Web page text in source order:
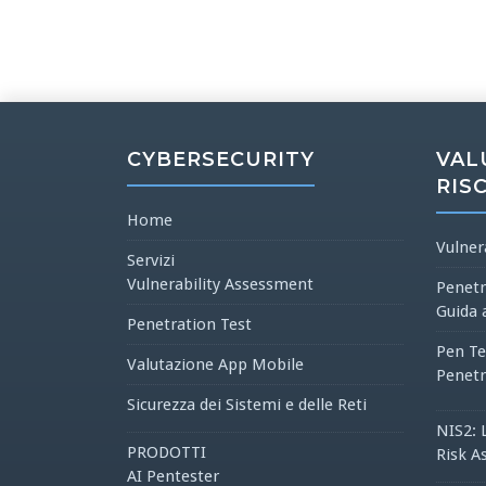
CYBERSECURITY
Home
Servizi
Vulnerability Assessment
Penetration Test
Valutazione App Mobile
Sicurezza dei Sistemi e delle Reti
PRODOTTI
AI Pentester
Guida
Pen
NIS2:
Risk